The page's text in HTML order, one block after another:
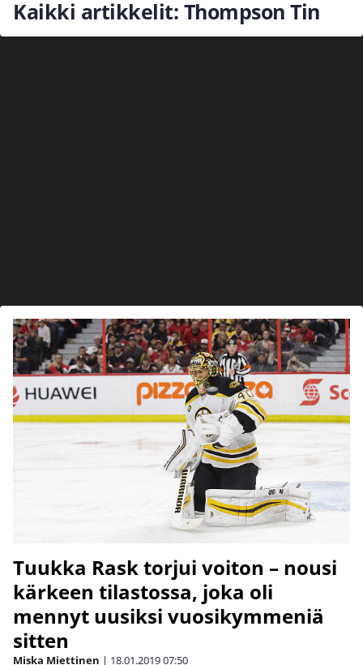
Kaikki artikkelit: Thompson Tin
Tuukka Rask torjui voiton – nousi
kärkeen tilastossa, joka oli
mennyt uusiksi vuosikymmeniä
sitten
Miska Miettinen | 18.01.201907:50